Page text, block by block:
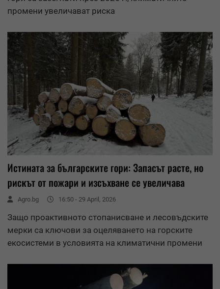
промени увеличават риска
Истината за българските гори: Запасът расте, но
рискът от пожари и изсъхване се увеличава
Agro.bg 16:50 - 29 April, 2026
Защо проактивното стопанисване и лесовъдските
мерки са ключови за оцеляването на горските
екосистеми в условията на климатични промени